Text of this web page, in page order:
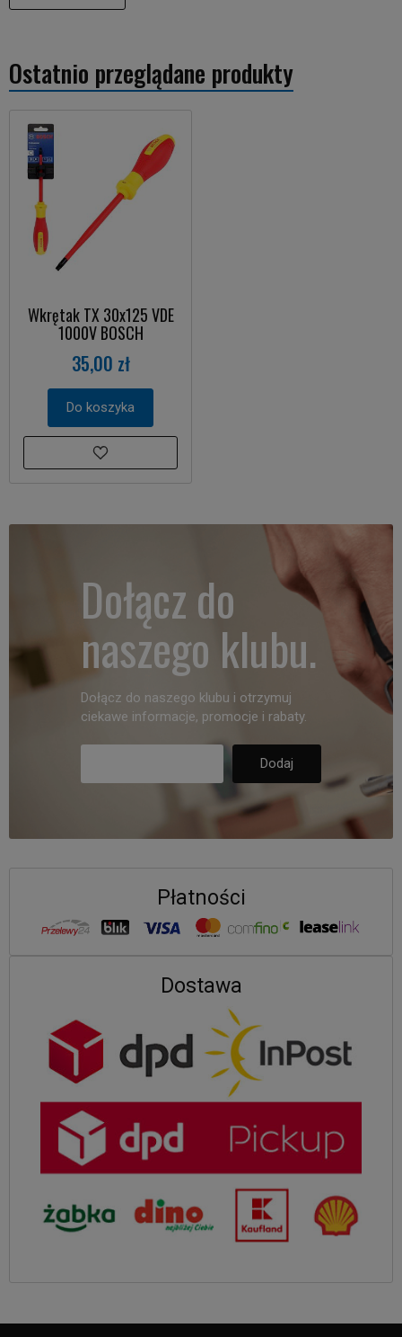
Ostatnio przeglądane produkty
Wkrętak TX 30x125 VDE
1000V BOSCH
35,00 zł
Do koszyka
Dołącz do
naszego klubu.
Dołącz do naszego klubu i otrzymuj
ciekawe informacje, promocje i rabaty.
Płatności
Dostawa